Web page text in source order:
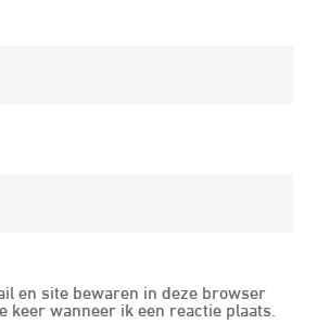
en site bewaren in deze browser
keer wanneer ik een reactie plaats.